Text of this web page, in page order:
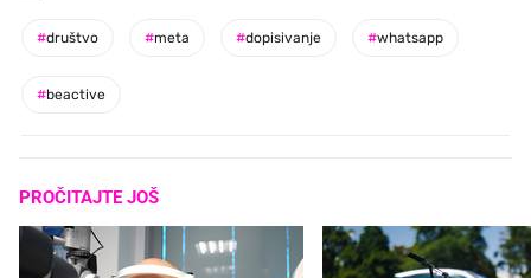
#društvo #meta #dopisivanje #whatsapp
#beactive
PROČITAJTE JOŠ